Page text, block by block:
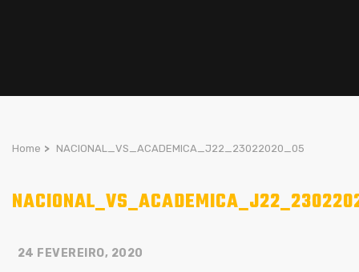
Home > NACIONAL_VS_ACADEMICA_J22_23022020_05
24 FEVEREIRO, 2020